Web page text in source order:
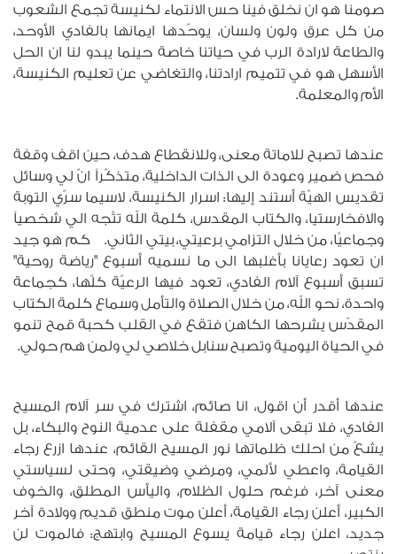
صومنا هو ان نخلق فينا حس الانتماء لكنيسة تجمع الشعوب
من كل عرق ولون ولسان، يوحّدها ايمانها بالفادي الأوحد،
والطاعة لارادة الرب في حياتنا خاصة حينما يبدو لنا ان الحل
الأسهل هو في تتميم ارادتنا، والتغاضي عن تعليم الكنيسة،
الأم والمعلمة.
عندها تصبح للاماتة معنى، وللانقطاع هدف، حين اقف وقفة
فحص ضمير وعودة الى الذات الداخلية، متذكّراً انّ لي وسائل
تقديس الهيّة أستند إليها: اسرار الكنيسة، لاسيما سرّي التوبة
والافخارستيا، والكتاب المقدس، كلمة الله تتّجه الي شخصياً
وجماعيّا، من خلال التزامي برعيتي، بيتي الثاني. كم هو جيد
ان تعود رعايانا بأغلبها الى ما نسميه أسبوع "رياضة روحية"
تسبق أسبوع آلام الفادي، تعود فيها الرعيّة كلّها، كجماعة
واحدة، نحو الله، من خلال الصلاة والتأمل وسماع كلمة الكتاب
المقدّس يشرحها الكاهن فتقع في القلب كحبة قمح تنمو
في الحياة اليومية وتصبح سنابل خلاصي لي ولمن هم حولي.
عندها أقدر أن اقول، انا صائم، اشترك في سر آلام المسيح
الفادي، فلا تبقى آلامي مقفلة على عدمية النوح والبكاء، بل
يشعّ من احلك ظلماتها نور المسيح القائم، عندها ازرع رجاء
القيامة، واعطي لألمي، ومرضي وضيقتي، وحتى لسياستي
معنى آخر، فرغم حلول الظلام، واليأس المطلق، والخوف
الكبير، أعلن رجاء القيامة، أعلن موت منطق قديم وولادة آخر
جديد، اعلن رجاء قيامة يسوع المسيح وابتهج: فالموت لن